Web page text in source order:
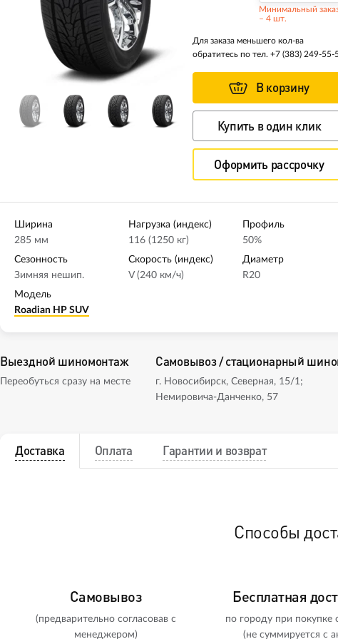
Минимальный
– 4 шт.
Для заказа меньшего кол-ва
обратитесь по тел. +7 (383) 249-55-
В корзину
Купить в один клик
Оформить рассрочку
Ширина
285 мм
Нагрузка (индекс)
116 (1250 кг)
Профиль
50%
Сезонность
Зимняя нешип.
Скорость (индекс)
V (240 км/ч)
Диаметр
R20
Модель
Roadian HP SUV
Выездной шиномонтаж
Переобуться сразу на месте
Самовывоз / стационарный
г. Новосибирск, Северная, 15/1;
Немировича-Данченко, 57
Доставка Оплата Гарантии и возврат
Способы
Самовывоз
(предварительно согласовав с
менеджером)
Бесплатная
по городу при покупке
(не суммируется с